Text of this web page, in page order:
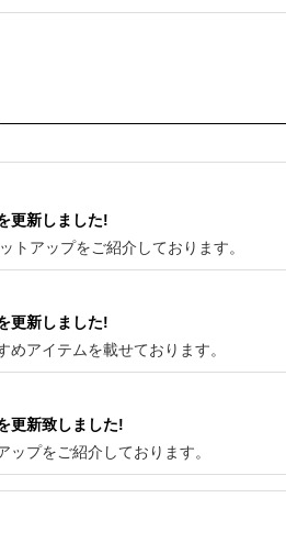
更新しました!
トアップをご紹介しております。
更新しました!
めアイテムを載せております。
更新致しました!
ップをご紹介しております。